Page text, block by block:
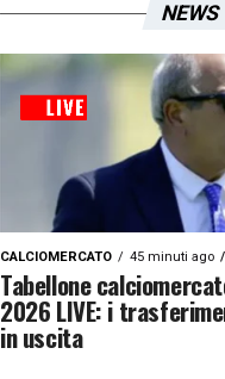
NEWS
CALCIOMERCATO 45 minuti ago
Tabellone
2026 LIVE: i
in uscita